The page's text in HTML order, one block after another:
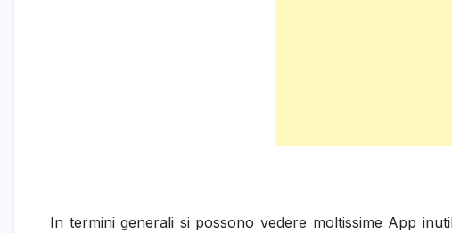
In termini generali si possono vedere moltissime App